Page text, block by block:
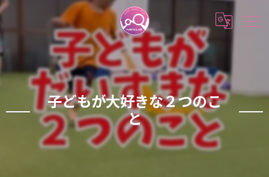
子どもが大好きな２つのこ
と